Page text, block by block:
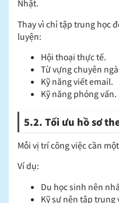
Nhật.
Thay vì chỉ tập trung học
luyện:
Hội thoại thực tế.
Từ vựng chuyên
Kỹ năng viết email.
Kỹ năng phỏng vấn.
5.2. Tối ưu hồ sơ
Mỗi vị trí công việc cần
Ví dụ:
Du học sinh nên
Kỹ sư nên tập trung